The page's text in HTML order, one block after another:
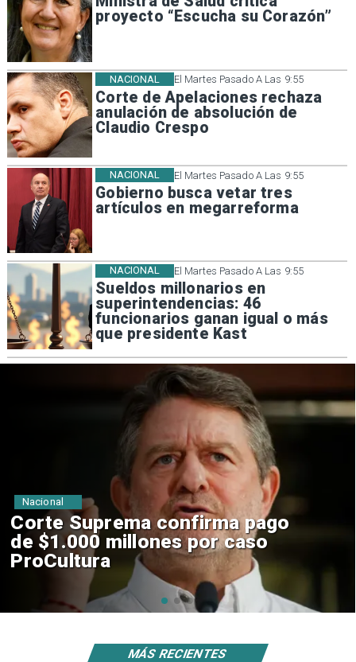
proyecto “Escucha su Corazón”
El Martes Pasado A Las 9:55
Corte de Apelaciones rechaza
anulación de absolución de
Claudio Crespo
NACIONAL
El Martes Pasado A Las 9:55
Gobierno busca vetar tres
artículos en megarreforma
NACIONAL
El Martes Pasado A Las 9:55
Sueldos millonarios en
superintendencias: 46
funcionarios ganan igual o más
que presidente Kast
NACIONAL
Codelco suspende
construcción de Andes Norte
en El Teniente por riesgos
sísmicos
Nacional
MÁS RECIENTES